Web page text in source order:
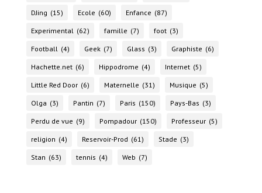
DJing (15) Ecole (60) Enfance (87)
Experimental (62) famille (7) foot (3)
Football (4) Geek (7) Glass (3) Graphiste (6)
Hachette.net (6) Hippodrome (4) Internet (5)
Little Red Door (6) Maternelle (31) Musique (5)
Olga (3) Pantin (7) Paris (150) Pays-Bas (3)
Perdu de vue (9) Pompadour (150) Professeur (5)
religion (4) Reservoir-Prod (61) Stade (3)
Stan (63) tennis (4) Web (7)